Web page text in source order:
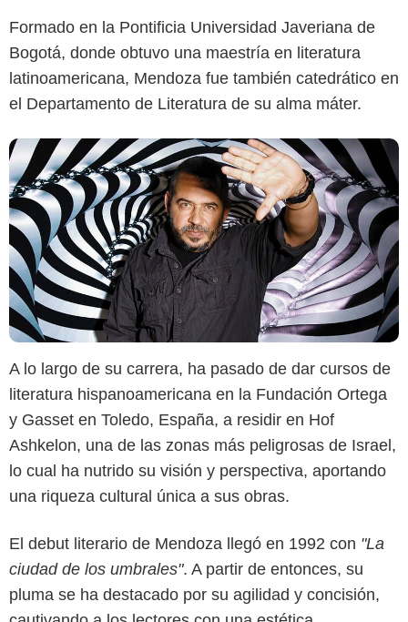
Formado en la Pontificia Universidad Javeriana de
Bogotá, donde obtuvo una maestría en literatura
latinoamericana, Mendoza fue también catedrático en
el Departamento de Literatura de su alma máter.
A lo largo de su carrera, ha pasado de dar cursos de
literatura hispanoamericana en la Fundación Ortega
y Gasset en Toledo, España, a residir en Hof
Ashkelon, una de las zonas más peligrosas de Israel,
lo cual ha nutrido su visión y perspectiva, aportando
una riqueza cultural única a sus obras.
El debut literario de Mendoza llegó en 1992 con "La
ciudad de los umbrales". A partir de entonces, su
pluma se ha destacado por su agilidad y concisión,
Juan Pablo Gutiérrez/Bocas